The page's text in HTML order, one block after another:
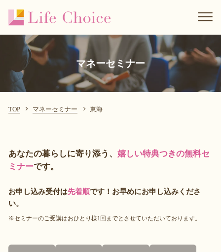
マネーセミナー
TOP マネーセミナー 東海
あなたの暮らしに寄り添う、 嬉しい特典つきの無料セ
ミナーです。
お申し込み受付は先着順です！お早めにお申し込みくださ
い。
※セミナーのご受講はおひとり様1回までとさせていただいております。